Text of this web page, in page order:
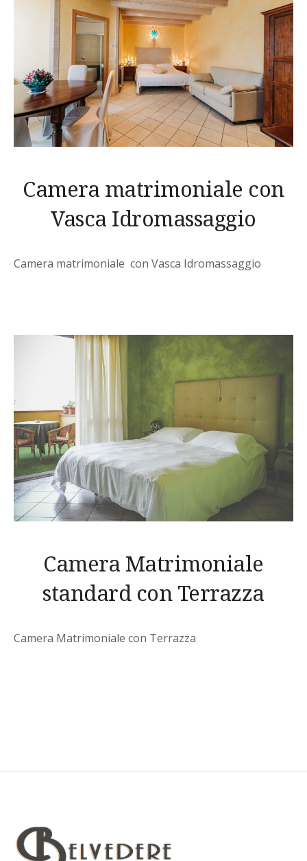
Camera matrimoniale con
Vasca Idromassaggio
Camera matrimoniale con Vasca Idromassaggio
Camera Matrimoniale
standard con Terrazza
Camera Matrimoniale con Terrazza